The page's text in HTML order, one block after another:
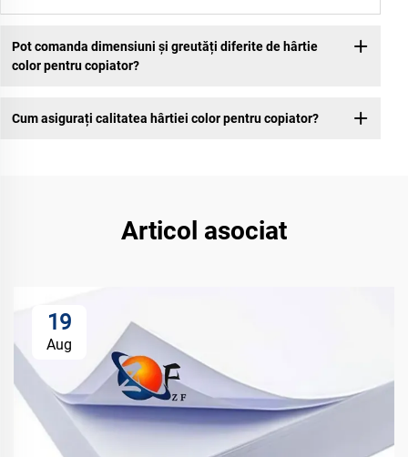
Pot comanda dimensiuni și greutăți diferite de hârtie
color pentru copiator?
Cum asigurați calitatea hârtiei color pentru copiator?
Articol asociat
19
Aug